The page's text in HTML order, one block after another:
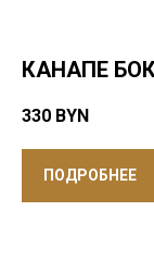
КАНАПЕ
330 BYN
ПОДРОБНЕЕ